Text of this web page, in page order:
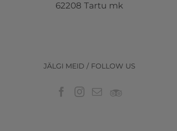
62208 Tartu mk
JÄLGI MEID / FOLLOW US